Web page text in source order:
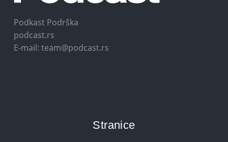
Podkast Podrška
podcast.rs
E-mail: team@podcast.rs
Stranice